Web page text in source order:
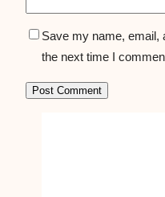
Save my name, email,
the next time I